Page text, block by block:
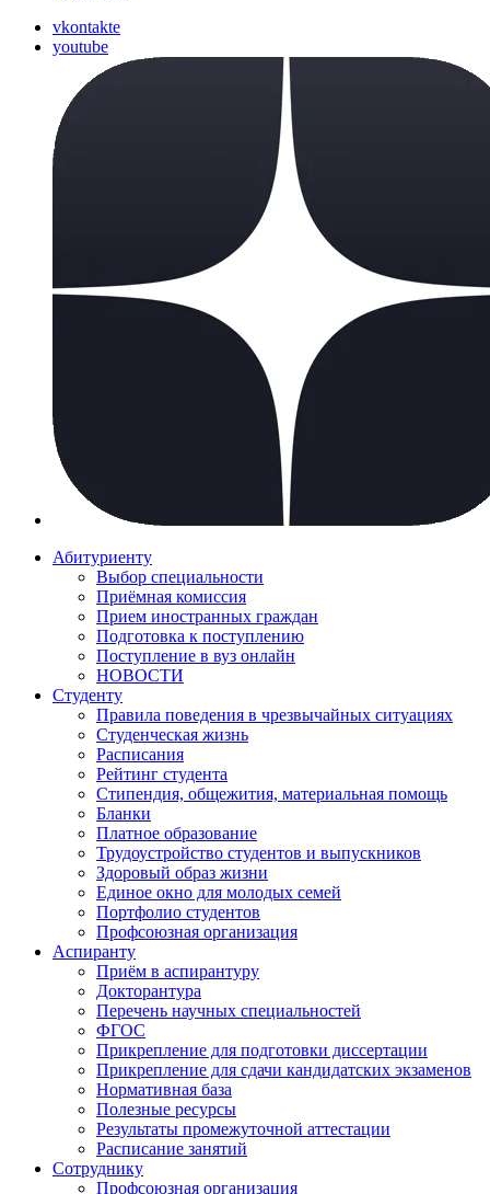
vkontakte
youtube
Абитуриенту
Выбор специальности
Приёмная комиссия
Прием иностранных граждан
Подготовка к поступлению
Поступление в вуз онлайн
НОВОСТИ
Студенту
Правила поведения в чрезвычайных ситуациях
Студенческая жизнь
Расписания
Рейтинг студента
Стипендия, общежития, материальная помощь
Бланки
Платное образование
Трудоустройство студентов и выпускников
Здоровый образ жизни
Единое окно для молодых семей
Портфолио студентов
Профсоюзная организация
Аспиранту
Приём в аспирантуру
Докторантура
Перечень научных специальностей
ФГОС
Прикрепление для подготовки диссертации
Прикрепление для сдачи кандидатских экзаменов
Нормативная база
Полезные ресурсы
Результаты промежуточной аттестации
Расписание занятий
Сотруднику
Профсоюзная организация